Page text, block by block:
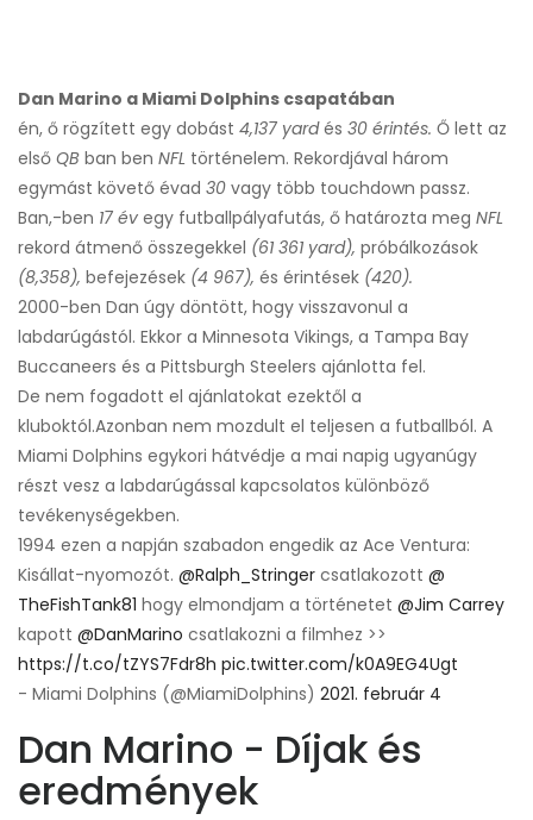
Dan Marino a Miami Dolphins csapatában
én, ő rögzített egy dobást 4,137 yardés 30 érintés. Ő lett az
első QB ban ben NFL történelem. Rekordjával három
egymást követő évad 30 vagy több touchdown passz.
Ban,-ben 17 év egy futballpályafutás, ő határozta meg NFL
rekord átmenő összegekkel (61 361 yard), próbálkozások
(8,358), befejezések (4 967), és érintések (420).
2000-ben Dan úgy döntött, hogy visszavonul a
labdarúgástól. Ekkor a Minnesota Vikings, a Tampa Bay
Buccaneers és a Pittsburgh Steelers ajánlotta fel.
De nem fogadott el ajánlatokat ezektől a
kluboktól.Azonban nem mozdult el teljesen a futballból. A
Miami Dolphins egykori hátvédje a mai napig ugyanúgy
részt vesz a labdarúgással kapcsolatos különböző
tevékenységekben.
1994 ezen a napján szabadon engedik az Ace Ventura:
Kisállat-nyomozót. @Ralph_Stringer csatlakozott @
TheFishTank81 hogy elmondjam a történetet @Jim Carrey
kapott @DanMarino csatlakozni a filmhez >>
https://t.co/tZYS7Fdr8h pic.twitter.com/k0A9EG4Ugt
- Miami Dolphins (@MiamiDolphins) 2021. február 4
Dan Marino - Díjak és
eredmények